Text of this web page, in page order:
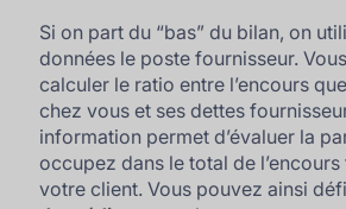
Si on part du “bas” du bilan, on
données le poste fournisseur.
calculer le ratio entre l’encours
chez vous et ses dettes
information permet d’évaluer la
occupez dans le total de
votre client. Vous pouvez ainsi